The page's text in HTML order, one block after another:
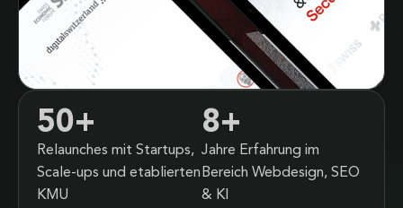
Relaunches mit Startups,
Scale-ups und etablierten
KMU
50+
Jahre Erfahrung im
Bereich Webdesign, SEO
& KI
8+